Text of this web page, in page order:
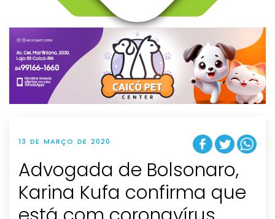
v
g
t
i
o
n
13 DE MARÇO DE 2020
Advogada de Bolsonaro,
Karina Kufa confirma que